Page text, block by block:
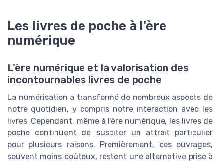
Les livres de poche à l'ère
numérique
L'ère numérique et la valorisation des
incontournables livres de poche
La numérisation a transformé de nombreux aspects de
notre quotidien, y compris notre interaction avec les
livres. Cependant, même à l'ère numérique, les livres de
poche continuent de susciter un attrait particulier
pour plusieurs raisons. Premièrement, ces ouvrages,
souvent moins coûteux, restent une alternative prise à